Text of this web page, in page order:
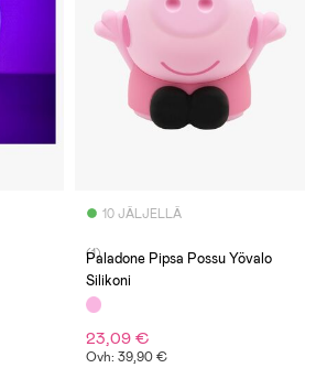
10 JÄLJELLÄ
(1)
Paladone Pipsa Possu Yövalo
Silikoni
23,09 €
Ovh: 39,90 €